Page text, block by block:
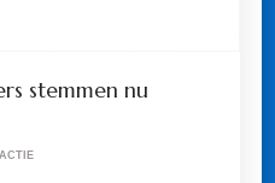
stemmen nu
OP